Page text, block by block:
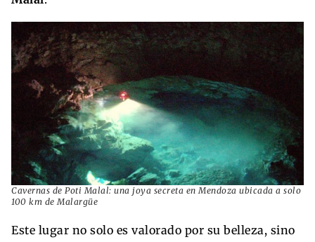
Cavernas de Poti Malal: una joya secreta en Mendoza ubicada a solo
100 km de Malargüe
Este lugar no solo es valorado por su belleza, sino